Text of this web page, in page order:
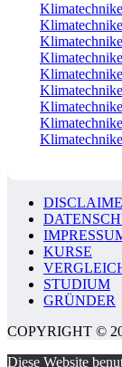
KURSE
STUDIUM
GRÜNDER
COPYRIGHT ©
Diese Website